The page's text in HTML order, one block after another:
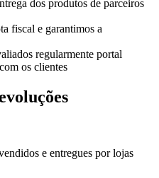
dos produtos de parceiros
fiscal e garantimos a
regularmente portal
os clientes
e entregues por lojas